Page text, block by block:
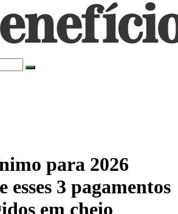
para 2026
esses 3 pagamentos
em cheio